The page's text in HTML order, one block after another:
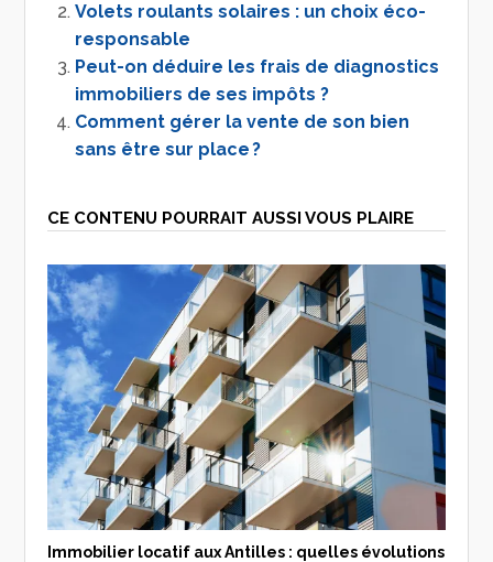
Volets roulants solaires : un choix éco-
responsable
Peut-on déduire les frais de diagnostics
immobiliers de ses impôts ?
Comment gérer la vente de son bien
sans être sur place ?
CE CONTENU POURRAIT AUSSI VOUS PLAIRE
Immobilier locatif aux Antilles : quelles évolutions